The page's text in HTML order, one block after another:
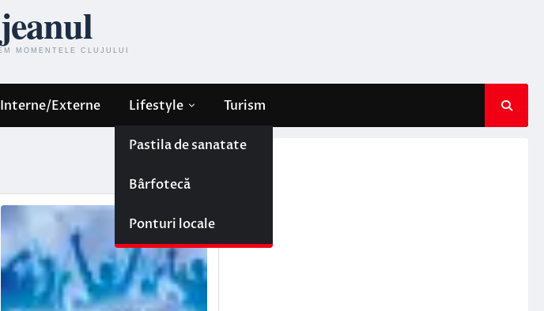
Interne/Externe Lifestyle
Pastila de sanatate
Bârfotecă
Ponturi locale
Turism